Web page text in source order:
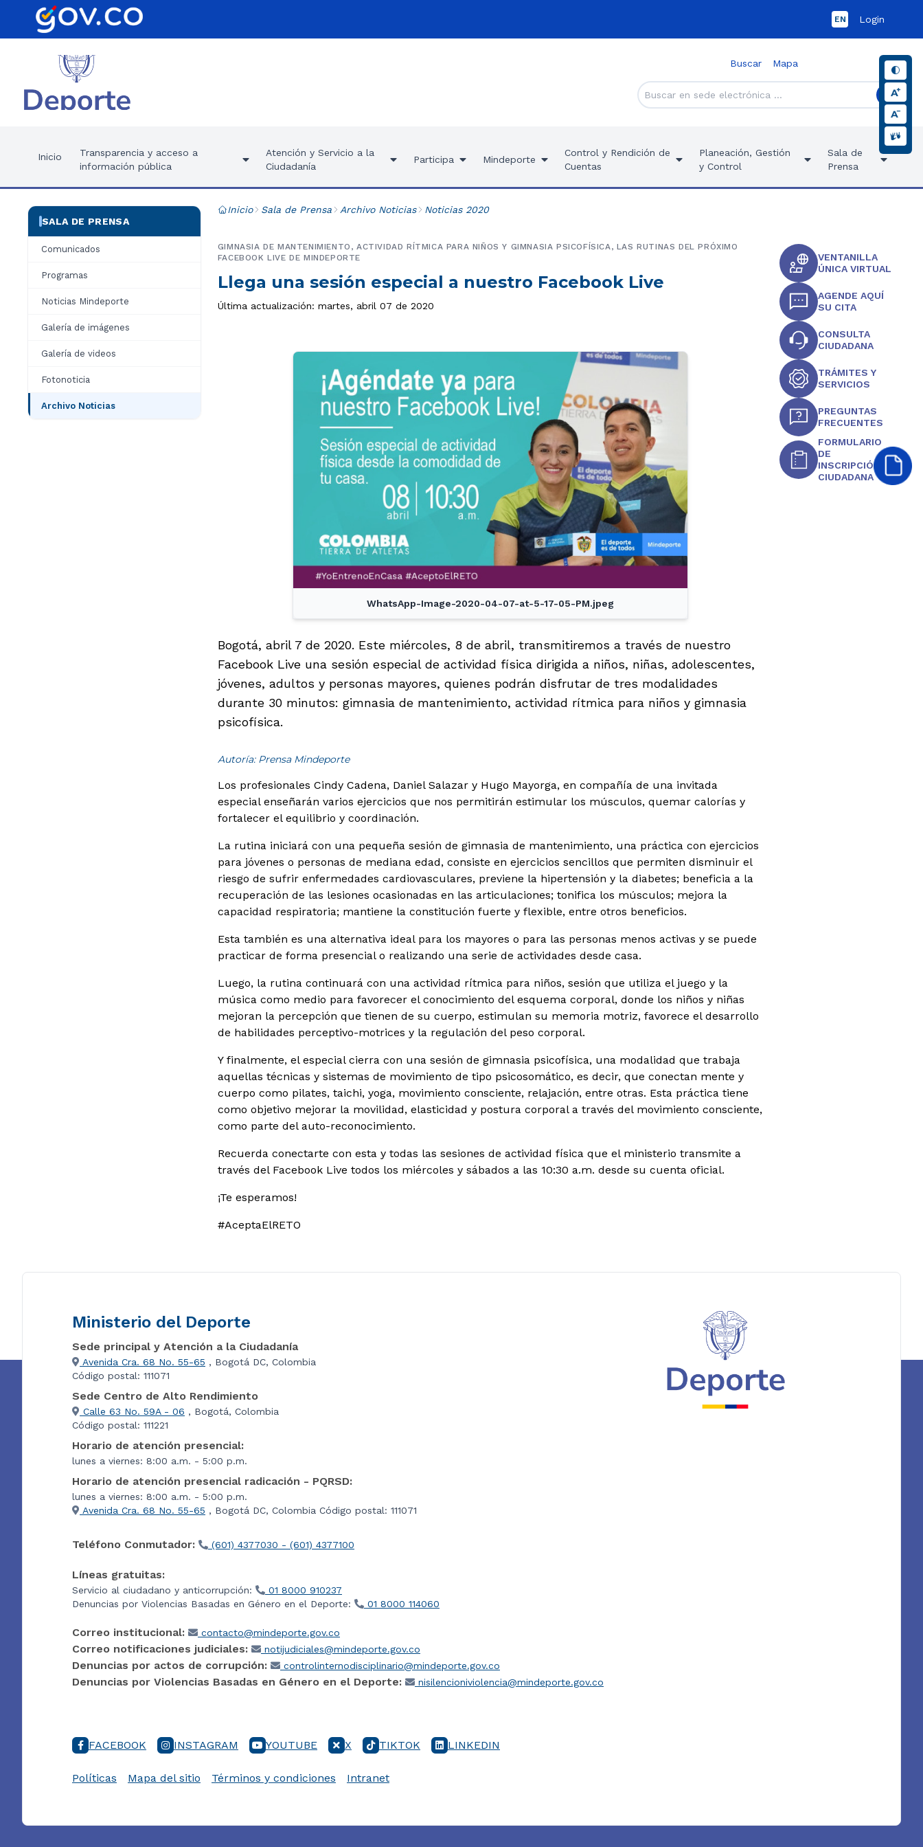
EN Login
Buscar Mapa
Inicio
Transparencia y acceso a
información pública
Atención y Servicio a la
Ciudadanía
Participa Mindeporte
Control y Rendición de
Cuentas
Planeación, Gestión
y Control
Sala de
Prensa
SALA DE PRENSA
Comunicados
Programas
Noticias Mindeporte
Galería de imágenes
Galería de videos
Fotonoticia
Archivo Noticias
Inicio Sala de Prensa Archivo Noticias Noticias 2020
Llega una sesión especial a nuestro Facebook Live
GIMNASIA DE MANTENIMIENTO, ACTIVIDAD RÍTMICA PARA NIÑOS Y GIMNASIA PSICOFÍSICA, LAS RUTINAS DEL PRÓXIMO
FACEBOOK LIVE DE MINDEPORTE
Última actualización: martes, abril 07 de 2020
WhatsApp-Image-2020-04-07-at-5-17-05-PM.jpeg
Bogotá, abril 7 de 2020. Este miércoles, 8 de abril, transmitiremos a través de nuestro
Facebook Live una sesión especial de actividad física dirigida a niños, niñas, adolescentes,
jóvenes, adultos y personas mayores, quienes podrán disfrutar de tres modalidades
durante 30 minutos: gimnasia de mantenimiento, actividad rítmica para niños y gimnasia
psicofísica.
Autoría: Prensa Mindeporte
Los profesionales Cindy Cadena, Daniel Salazar y Hugo Mayorga, en compañía de una invitada
especial enseñarán varios ejercicios que nos permitirán estimular los músculos, quemar calorías y
fortalecer el equilibrio y coordinación.
La rutina iniciará con una pequeña sesión de gimnasia de mantenimiento, una práctica con ejercicios
para jóvenes o personas de mediana edad, consiste en ejercicios sencillos que permiten disminuir el
riesgo de sufrir enfermedades cardiovasculares, previene la hipertensión y la diabetes; beneficia a la
recuperación de las lesiones ocasionadas en las articulaciones; tonifica los músculos; mejora la
capacidad respiratoria; mantiene la constitución fuerte y flexible, entre otros beneficios.
Esta también es una alternativa ideal para los mayores o para las personas menos activas y se puede
practicar de forma presencial o realizando una serie de actividades desde casa.
Luego, la rutina continuará con una actividad rítmica para niños, sesión que utiliza el juego y la
música como medio para favorecer el conocimiento del esquema corporal, donde los niños y niñas
mejoran la percepción que tienen de su cuerpo, estimulan su memoria motriz, favorece el desarrollo
de habilidades perceptivo-motrices y la regulación del peso corporal.
Y finalmente, el especial cierra con una sesión de gimnasia psicofísica, una modalidad que trabaja
aquellas técnicas y sistemas de movimiento de tipo psicosomático, es decir, que conectan mente y
cuerpo como pilates, taichi, yoga, movimiento consciente, relajación, entre otras. Esta práctica tiene
como objetivo mejorar la movilidad, elasticidad y postura corporal a través del movimiento consciente,
como parte del auto-reconocimiento.
Recuerda conectarte con esta y todas las sesiones de actividad física que el ministerio transmite a
través del Facebook Live todos los miércoles y sábados a las 10:30 a.m. desde su cuenta oficial.
¡Te esperamos!
#AceptaElRETO
VENTANILLA
ÚNICA VIRTUAL
AGENDE AQUÍ
SU CITA
CONSULTA
CIUDADANA
TRÁMITES Y
SERVICIOS
PREGUNTAS
FRECUENTES
FORMULARIO
DE
INSCRIPCIÓN
CIUDADANA
Ministerio del Deporte
Sede principal y Atención a la Ciudadanía
Avenida Cra. 68 No. 55-65 , Bogotá DC, Colombia
Código postal: 111071
Sede Centro de Alto Rendimiento
Calle 63 No. 59A - 06 , Bogotá, Colombia
Código postal: 111221
Horario de atención presencial:
lunes a viernes: 8:00 a.m. - 5:00 p.m.
Horario de atención presencial radicación - PQRSD:
lunes a viernes: 8:00 a.m. - 5:00 p.m.
Avenida Cra. 68 No. 55-65 , Bogotá DC, Colombia Código postal: 111071
Teléfono Conmutador: (601) 4377030 - (601) 4377100
Líneas gratuitas:
Servicio al ciudadano y anticorrupción:
01 8000 910237
Denuncias por Violencias Basadas en Género en el Deporte:
01 8000 114060
Correo institucional: contacto@mindeporte.gov.co
Correo notificaciones judiciales: notijudiciales@mindeporte.gov.co
Denuncias por actos de corrupción: controlinternodisciplinario@mindeporte.gov.co
Denuncias por Violencias Basadas en Género en el Deporte: nisilencioniviolencia@mindeporte.gov.co
FACEBOOK INSTAGRAM YOUTUBE X TIKTOK LINKEDIN
Políticas Mapa del sitio Términos y condiciones Intranet